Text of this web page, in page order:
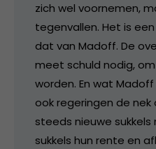
zich wel voornemen,
tegenvallen. Het is
dat van Madoff. De
meet schuld nodig,
worden. En wat
ook regeringen de
steeds nieuwe
sukkels hun rente en